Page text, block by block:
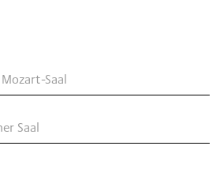
Saal
Saal